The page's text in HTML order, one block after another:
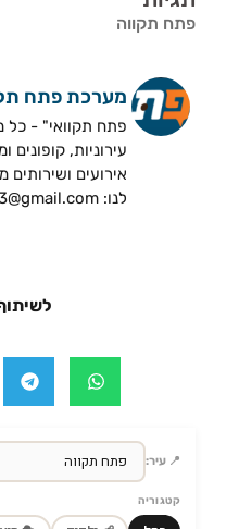
פתח תקווה
מערכת פתח
פתח תקוואי" - כל
עירוניות, קופונים
אירועים
לנו: petachtikva03@gmail.com
📍 עיר:
קטגוריה